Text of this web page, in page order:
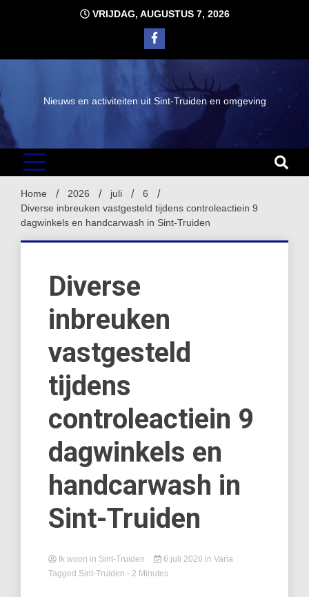
VRIJDAG, AUGUSTUS 7, 2026
Nieuws en activiteiten uit Sint-Truiden en omgeving
Home 2026 juli
6
Diverse inbreuken vastgesteld tijdens controleactiein 9
dagwinkels en handcarwash in Sint-Truiden
Diverse
inbreuken
vastgesteld
tijdens
controleactiein 9
dagwinkels en
handcarwash in
Sint-Truiden
Ik woon in Sint-Truiden 6 juli 2026 in Varia
Tagged Sint-Truiden - 2 Minutes